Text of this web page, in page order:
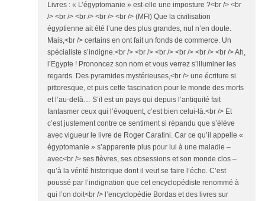
Livres : « L’égyptomanie » est-elle une imposture ?<br /> <br
/> <br /> <br /> <br /> <br /> (MFI) Que la civilisation
égyptienne ait été l’une des plus grandes, nul n’en doute.
Mais,<br /> certains en ont fait un fonds de commerce. Un
spécialiste s’indigne.<br /> <br /> <br /> <br /> <br /> <br /> Ah,
l’Egypte ! Prononcez son nom et vous verrez s’illuminer les
regards. Des pyramides mystérieuses,<br /> une écriture si
pittoresque, et puis cette fascination pour le monde des morts
et l’au-delà… S’il est un pays qui depuis l’antiquité fait
fantasmer ceux qui l’évoquent, c’est bien celui-là.<br /> Et
c’est justement contre ce sentiment si répandu que s’élève
avec vigueur le livre de Roger Caratini. Car ce qu’il appelle «
égyptomanie » s’apparente plus pour lui à une maladie –
avec<br /> ses fièvres, ses obsessions et son monde clos –
qu’à la vérité historique dont il veut se faire l’écho. C’est
poussé par l’indignation que cet encyclopédiste renommé à
qui l’on doit<br /> l’encyclopédie Bordas et des livres sur